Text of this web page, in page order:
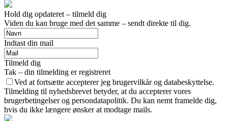
Hold dig opdateret – tilmeld dig
Viden du kan bruge med det samme – sendt direkte til dig.
Indtast din mail
Tilmeld dig
Tak – din tilmelding er registreret
Ved at fortsætte accepterer jeg brugervilkår og databeskyttelse.
Tilmelding til nyhedsbrevet betyder, at du accepterer vores
brugerbetingelser og persondatapolitik. Du kan nemt framelde dig,
hvis du ikke længere ønsker at modtage mails.